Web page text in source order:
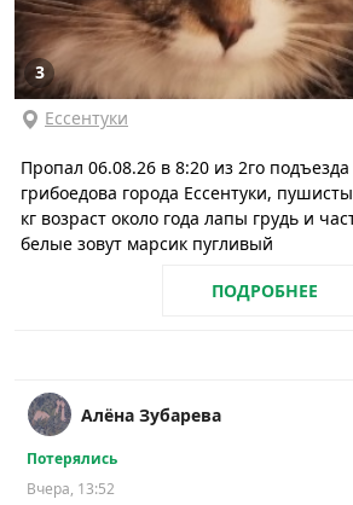
3
Ессентуки
Пропал 06.08.26 в 8:20 из 2го
грибоедова города Ессентуки,
кг возраст около года лапы грудь и
белые зовут марсик пугливый
ПОДРОБНЕЕ
Алёна Зубарева
Потерялись
Вчера, 13:52